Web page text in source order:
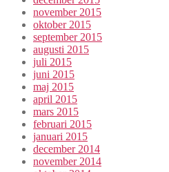
november 2015
oktober 2015
september 2015
augusti 2015
juli 2015
juni 2015
maj 2015
april 2015
mars 2015
februari 2015
januari 2015
december 2014
november 2014